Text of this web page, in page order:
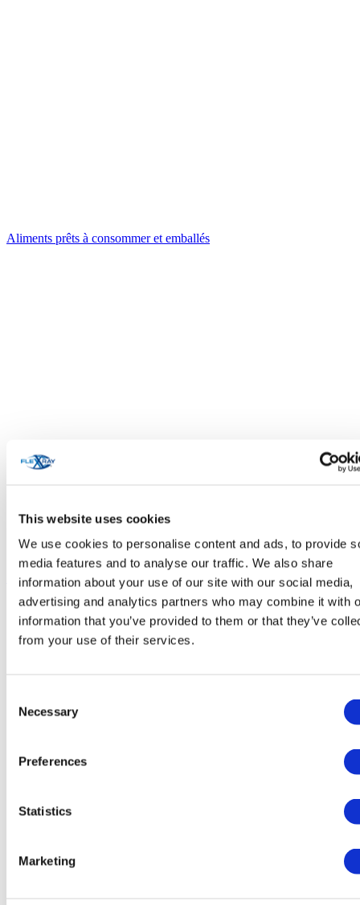
This website uses cookies
We use cookies to personalise content and ads, to provide
media features and to analyse our traffic. We also share
information about your use of our site with our social media,
advertising and analytics partners who may combine it with
information that you’ve provided to them or that they’ve
from your use of their services.
Selection
Necessary
Preferences
Statistics
Marketing
Aliments prêts à consommer et emballés
Soins personnels et cosmétiques